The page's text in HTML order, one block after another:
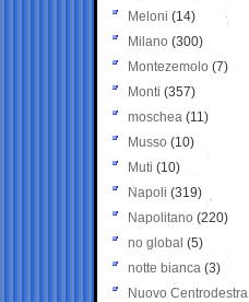
Meloni (14)
Milano (300)
Montezemolo (7)
Monti (357)
moschea (11)
Musso (10)
Muti (10)
Napoli (319)
Napolitano (220)
no global (5)
notte bianca (3)
Nuovo Centrodestra